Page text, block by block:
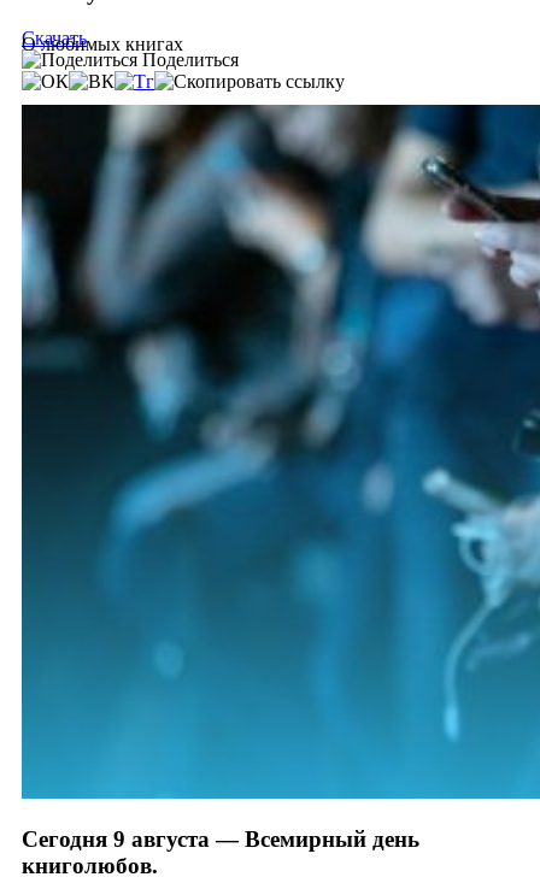
О любимых книгах
Скачать
Поделиться
Сегодня 9 августа — Всемирный день
книголюбов.